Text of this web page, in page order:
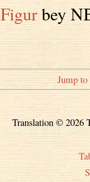
Figurbey
Jump
Translation © 2026